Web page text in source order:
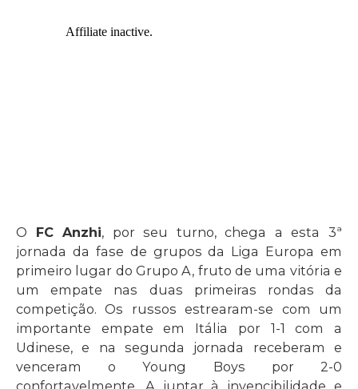
O FC Anzhi, por seu turno, chega a esta 3ª
jornada da fase de grupos da Liga Europa em
primeiro lugar do Grupo A, fruto de uma vitória e
um empate nas duas primeiras rondas da
competição. Os russos estrearam-se com um
importante empate em Itália por 1-1 com a
Udinese, e na segunda jornada receberam e
venceram o Young Boys por 2-0